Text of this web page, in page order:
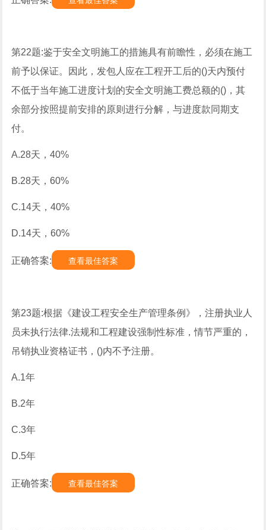
第22题:鉴于安全文明施工的措施具有前瞻性，必须在施工
前予以保证。因此，发包人应在工程开工后的()天内预付
不低于当年施工进度计划的安全文明施工费总额的()，其
余部分按照提前安排的原则进行分解，与进度款同期支
付。
A.28天，40%
B.28天，60%
C.14天，40%
D.14天，60%
正确答案: 查看最佳答案
第23题:根据《建设工程安全生产管理条例》，注册执业人
员未执行法律.法规和工程建设强制性标准，情节严重的，
吊销执业资格证书，()内不予注册。
A.1年
B.2年
C.3年
D.5年
正确答案: 查看最佳答案